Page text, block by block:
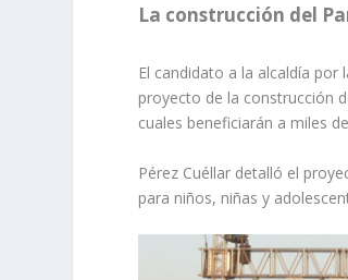
La construcción del
El candidato a la alcaldía por
proyecto de la construcción
cuales beneficiarán a miles
Pérez Cuéllar detalló el
para niños, niñas y